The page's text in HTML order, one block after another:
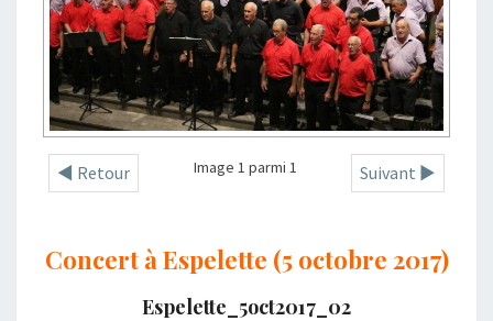
◄ Retour Suivant ►
Image 1 parmi 1
Concert à Espelette (5 octobre 2017)
Espelette_5oct2017_02